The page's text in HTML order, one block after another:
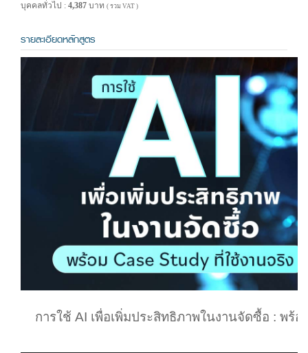
บุคคลทั่วไป : 4,387 บาท ( รวม VAT )
รายละเอียดหลักสูตร
การใช้ AI เพื่อเพิ่มประสิทธิภาพในงานจัดซื้อ : พร้